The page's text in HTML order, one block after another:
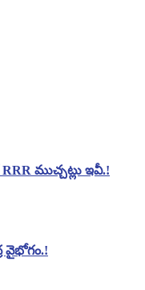
ముచ్చట్లు ఇవీ.!
వైభోగం.!